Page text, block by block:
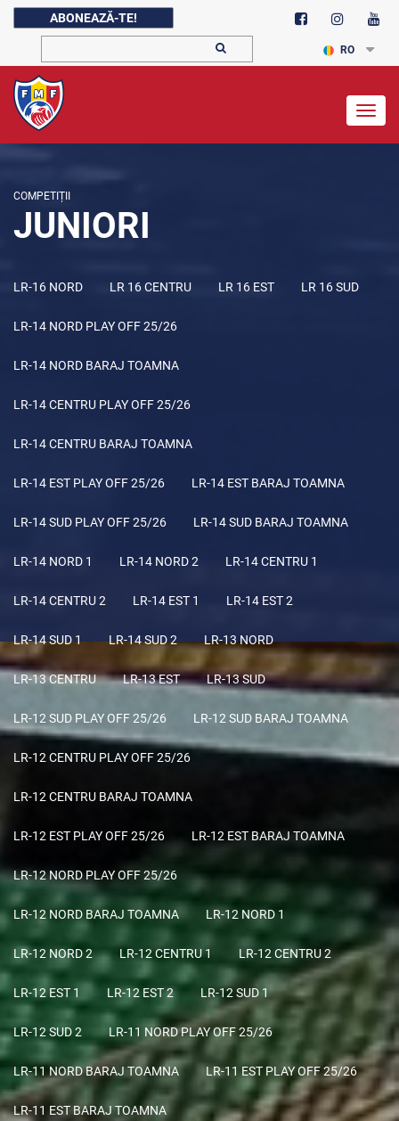
ABONEAZĂ-TE!
RO
COMPETIȚII
JUNIORI
LR-16 NORD LR 16 CENTRU LR 16 EST LR 16 SUD
LR-14 NORD PLAY OFF 25/26
LR-14 NORD BARAJ TOAMNA
LR-14 CENTRU PLAY OFF 25/26
LR-14 CENTRU BARAJ TOAMNA
LR-14 EST PLAY OFF 25/26 LR-14 EST BARAJ TOAMNA
LR-14 SUD PLAY OFF 25/26 LR-14 SUD BARAJ TOAMNA
LR-14 NORD 1 LR-14 NORD 2 LR-14 CENTRU 1
LR-14 CENTRU 2 LR-14 EST 1 LR-14 EST 2
LR-14 SUD 1 LR-14 SUD 2 LR-13 NORD
LR-13 CENTRU LR-13 EST LR-13 SUD
LR-12 SUD PLAY OFF 25/26 LR-12 SUD BARAJ TOAMNA
LR-12 CENTRU PLAY OFF 25/26
LR-12 CENTRU BARAJ TOAMNA
LR-12 EST PLAY OFF 25/26 LR-12 EST BARAJ TOAMNA
LR-12 NORD PLAY OFF 25/26
LR-12 NORD BARAJ TOAMNA LR-12 NORD 1
LR-12 NORD 2 LR-12 CENTRU 1 LR-12 CENTRU 2
LR-12 EST 1 LR-12 EST 2 LR-12 SUD 1
LR-12 SUD 2 LR-11 NORD PLAY OFF 25/26
LR-11 NORD BARAJ TOAMNA LR-11 EST PLAY OFF 25/26
LR-11 EST BARAJ TOAMNA